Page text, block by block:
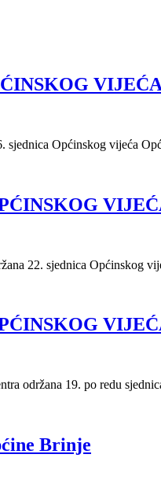
sjednica Općinskog vijeća
22. sjednica Općinskog
održana 19. po redu
Brinje